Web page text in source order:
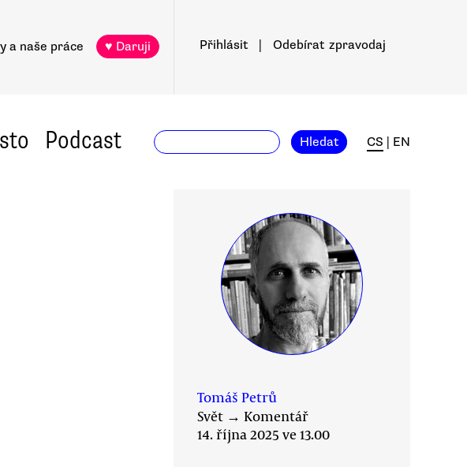
a naše práce ♥ Daruji Přihlásit Odebírat zpravodaj
Podcast Hledat CS EN
Tomáš Petrů
Svět → Komentář
14. října 2025 ve 13.00